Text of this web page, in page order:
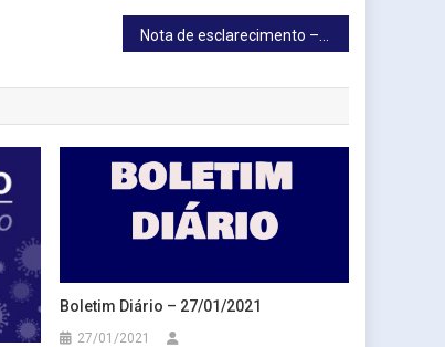
Boletim Diário – 27/01/2021
27/01/2021